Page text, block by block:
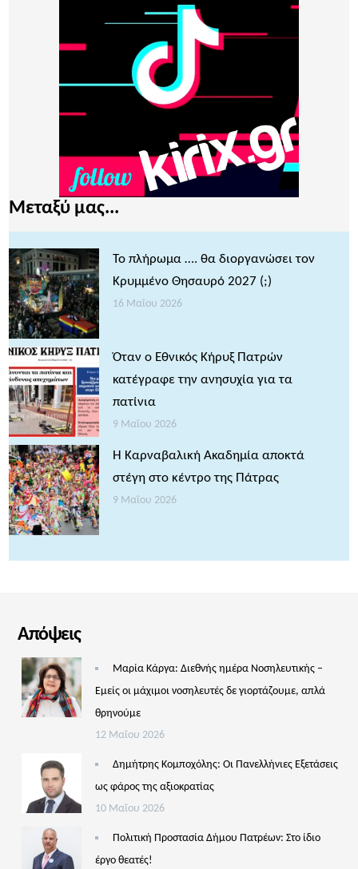
Μεταξύ μας...
Το πλήρωμα …. θα διοργανώσει τον
Κρυμμένο Θησαυρό 2027 (;)
16 Μαΐου 2026
Όταν ο Εθνικός Κήρυξ Πατρών
κατέγραφε την ανησυχία για τα
πατίνια
9 Μαΐου 2026
Η Καρναβαλική Ακαδημία αποκτά
στέγη στο κέντρο της Πάτρας
9 Μαΐου 2026
Απόψεις
Μαρία Κάργα: Διεθνής ημέρα Νοσηλευτικής –
Εμείς οι μάχιμοι νοσηλευτές δε γιορτάζουμε, απλά
θρηνούμε
12 Μαΐου 2026
Δημήτρης Κομποχόλης: Οι Πανελλήνιες Εξετάσεις
ως φάρος της αξιοκρατίας
10 Μαΐου 2026
Πολιτική Προστασία Δήμου Πατρέων: Στο ίδιο
έργο θεατές!